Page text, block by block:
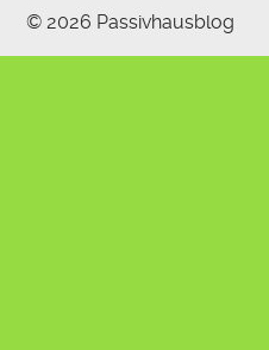
© 2026 Passivhausblog